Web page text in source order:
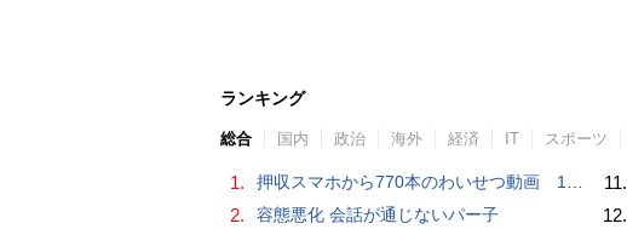
ランキング
総合 国内 政治 海外 経済 IT スポーツ
1. 押収スマホから770本のわいせつ動画 15歳少女に酒と薬飲ませ性的暴行か 54歳男を再逮捕 「薬もありますよ」とSNSで誘い出し
2. 容態悪化 会話が通じないパー子
11.
12.